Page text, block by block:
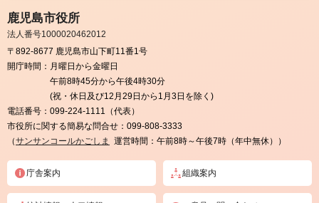
鹿児島市役所
法人番号1000020462012
〒892-8677 鹿児島市山下町11番1号
開庁時間： 月曜日から金曜日
午前8時45分から午後4時30分
(祝・休日及び12月29日から1月3日を除く)
電話番号： 099-224-1111（代表）
市役所に関する簡易な問合せ： 099-808-3333
（サンサンコールかごしま 運営時間：午前8時～午後7時（年中無休））
庁舎案内 組織案内